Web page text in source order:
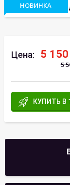
НОВИНКА
Цена: 5
5
КУПИТЬ В